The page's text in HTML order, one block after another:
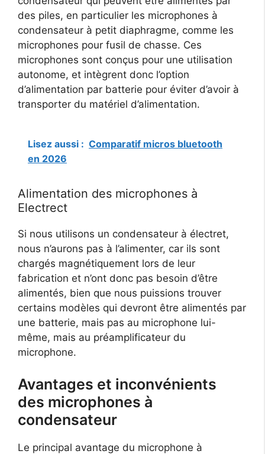
des piles, en particulier les microphones à
condensateur à petit diaphragme, comme les
microphones pour fusil de chasse. Ces
microphones sont conçus pour une utilisation
autonome, et intègrent donc l’option
d’alimentation par batterie pour éviter d’avoir à
transporter du matériel d’alimentation.
Lisez aussi : Comparatif micros bluetooth
en 2026
Alimentation des microphones à
Electrect
Si nous utilisons un condensateur à électret,
nous n’aurons pas à l’alimenter, car ils sont
chargés magnétiquement lors de leur
fabrication et n’ont donc pas besoin d’être
alimentés, bien que nous puissions trouver
certains modèles qui devront être alimentés par
une batterie, mais pas au microphone lui-
même, mais au préamplificateur du
microphone.
Avantages et inconvénients
des microphones à
condensateur
Le principal avantage du microphone à